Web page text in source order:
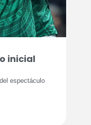
inicial
espectáculo